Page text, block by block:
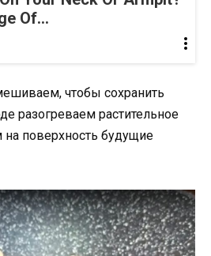
Of...
чтобы сохранить
разогреваем растительное
поверхность будущие